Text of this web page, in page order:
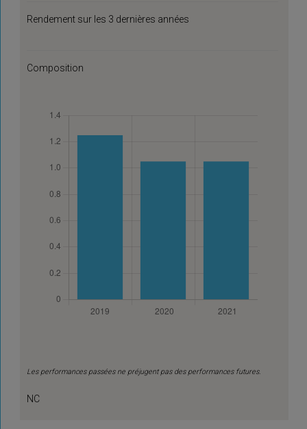
Rendement sur les 3 dernières années
Composition
Les performances passées ne préjugent pas des performances futures.
NC